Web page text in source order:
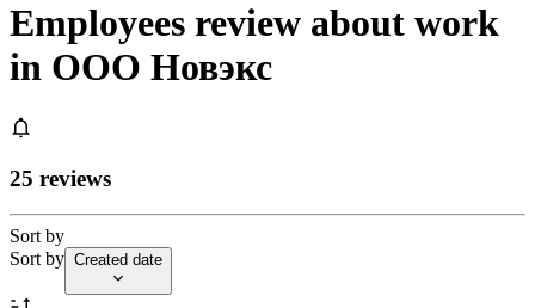
Employees review about work
in ООО Новэкс
25 reviews
Sort by
Sort by Created date